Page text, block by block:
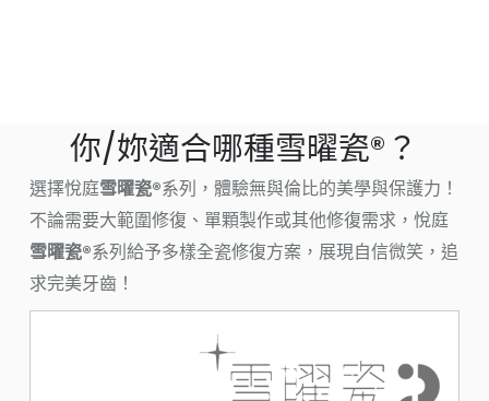
你/妳適合哪種雪曜瓷®？
選擇悅庭雪曜瓷®系列，體驗無與倫比的美學與保護力！
不論需要大範圍修復、單顆製作或其他修復需求，悅庭
雪曜瓷®系列給予多樣全瓷修復方案，展現自信微笑，追
求完美牙齒！